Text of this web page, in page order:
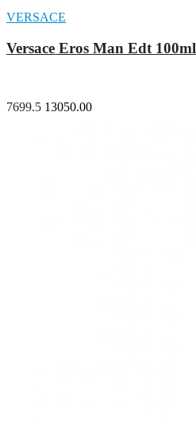
VERSACE
Versace Eros Man Edt 100ml
7699.5 13050.00